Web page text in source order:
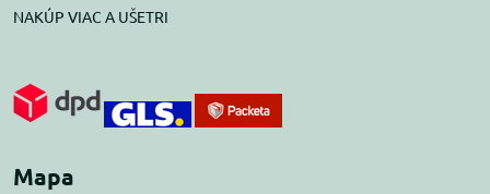
NAKÚP VIAC A UŠETRI
Mapa